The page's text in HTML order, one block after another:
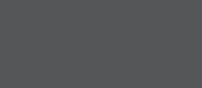
_pk_id, _pk_ses